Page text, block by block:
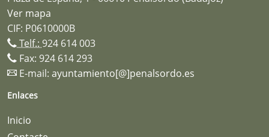
Ver mapa
CIF: P0610000B
Telf.: 924 614 003
Fax: 924 614 293
E-mail: ayuntamiento[@]penalsordo.es
Enlaces
Inicio